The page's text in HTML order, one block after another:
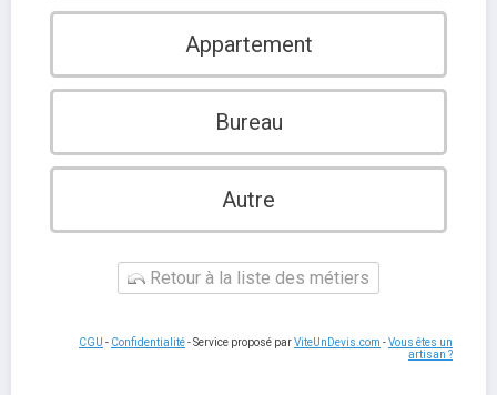
Appartement
Bureau
Autre
Retour à la liste des métiers
CGU - Confidentialité- Service proposé parViteUnDevis.com -Vous êtes un
artisan ?